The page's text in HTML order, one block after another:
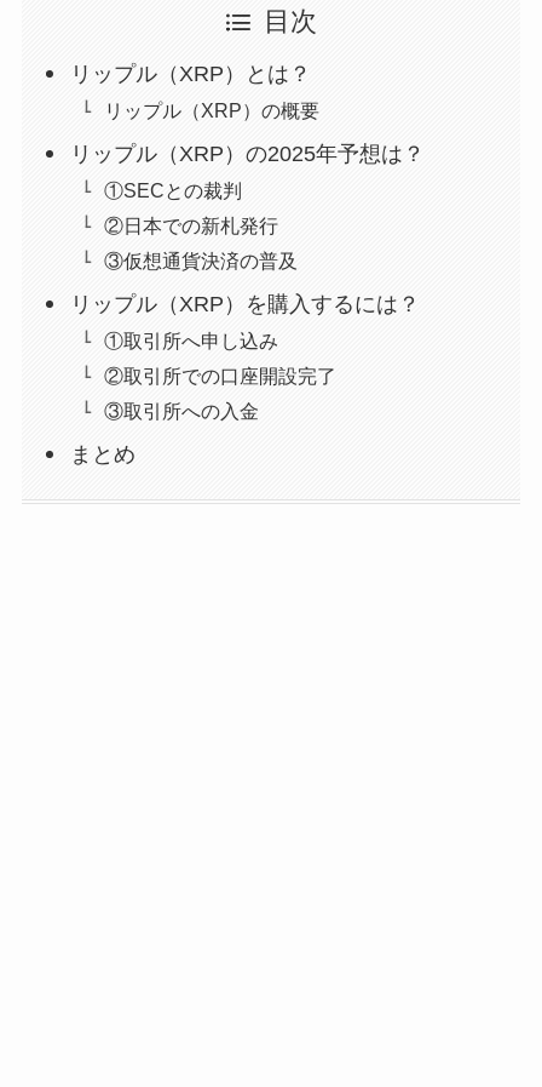
目次
リップル（XRP）とは？
リップル（XRP）の概要
リップル（XRP）の2025年予想は？
①SECとの裁判
②日本での新札発行
③仮想通貨決済の普及
リップル（XRP）を購入するには？
①取引所へ申し込み
②取引所での口座開設完了
③取引所への入金
まとめ